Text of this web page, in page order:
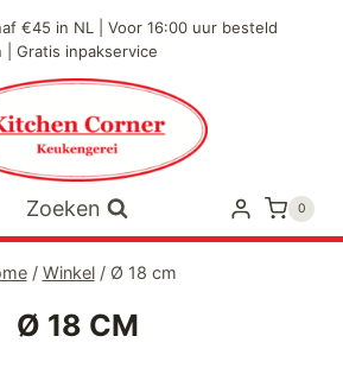
€45 in NL | Voor 16:00 uur besteld
Gratis inpakservice
Zoeken 0
/ Winkel / Ø 18 cm
Ø 18 CM